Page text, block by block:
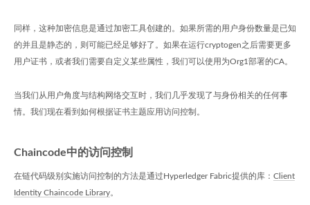
同样，这种加密信息是通过加密工具创建的。如果所需的用户身份数量是已知
的并且是静态的，则可能已经足够好了。如果在运行cryptogen之后需要更多
用户证书，或者我们需要自定义某些属性，我们可以使用为Org1部署的CA。
当我们从用户角度与结构网络交互时，我们几乎发现了与身份相关的任何事
情。我们现在看到如何根据证书主题应用访问控制。
Chaincode中的访问控制
在链代码级别实施访问控制的方法是通过Hyperledger Fabric提供的库： Client
Identity Chaincode Library。